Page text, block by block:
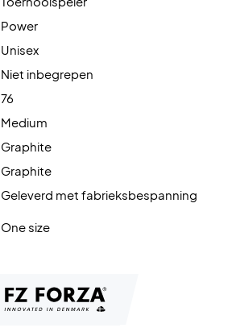
Power
Unisex
Niet inbegrepen
76
Medium
Graphite
Graphite
Geleverd met fabrieksbespanning
One size